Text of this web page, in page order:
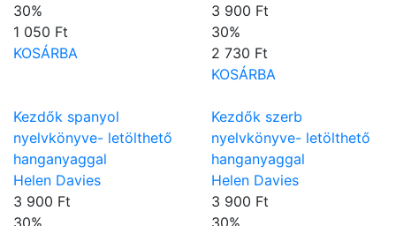
30%
1 050 Ft
KOSÁRBA
3 900 Ft
30%
2 730 Ft
KOSÁRBA
Kezdők spanyol
nyelvkönyve- letölthető
hanganyaggal
Helen Davies
3 900 Ft
30%
Kezdők szerb
nyelvkönyve- letölthető
hanganyaggal
Helen Davies
3 900 Ft
30%